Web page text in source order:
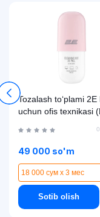
Tozalash toʻplami 2E
uchun ofis texnikasi
White-pink
49 000 so'm
18 000 сум x 3 мес
Sotib olish